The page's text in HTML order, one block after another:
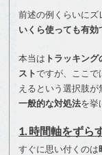
前述の例くらいに
いくら使っても有効
本当は トラッキン
ストですが、ここで
えるという選択肢
一般的な対処法を挙
1. 時間軸をずら
すぐに思い付くのは